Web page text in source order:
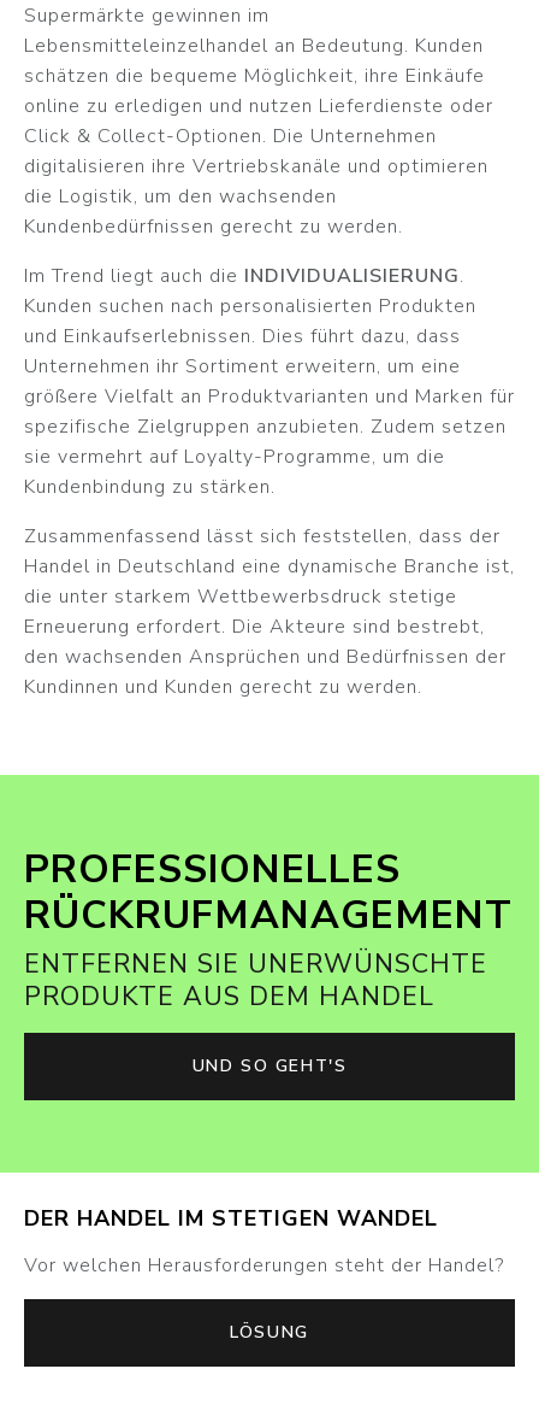
Supermärkte gewinnen im
Lebensmitteleinzelhandel an Bedeutung. Kunden
schätzen die bequeme Möglichkeit, ihre Einkäufe
online zu erledigen und nutzen Lieferdienste oder
Click & Collect-Optionen. Die Unternehmen
digitalisieren ihre Vertriebskanäle und optimieren
die Logistik, um den wachsenden
Kundenbedürfnissen gerecht zu werden.
Im Trend liegt auch die INDIVIDUALISIERUNG.
Kunden suchen nach personalisierten Produkten
und Einkaufserlebnissen. Dies führt dazu, dass
Unternehmen ihr Sortiment erweitern, um eine
größere Vielfalt an Produktvarianten und Marken für
spezifische Zielgruppen anzubieten. Zudem setzen
sie vermehrt auf Loyalty-Programme, um die
Kundenbindung zu stärken.
Zusammenfassend lässt sich feststellen, dass der
Handel in Deutschland eine dynamische Branche ist,
die unter starkem Wettbewerbsdruck stetige
Erneuerung erfordert. Die Akteure sind bestrebt,
den wachsenden Ansprüchen und Bedürfnissen der
Kundinnen und Kunden gerecht zu werden.
PROFESSIONELLES
RÜCKRUFMANAGEMENT
ENTFERNEN SIE UNERWÜNSCHTE
PRODUKTE AUS DEM HANDEL
UND SO GEHT'S
DER HANDEL IM STETIGEN WANDEL
Vor welchen Herausforderungen steht der Handel?
LÖSUNG